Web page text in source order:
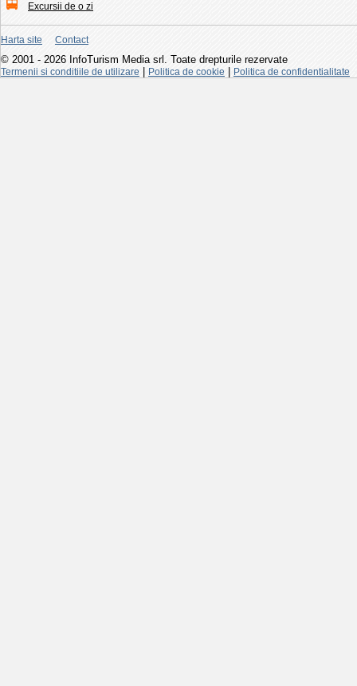
Excursii de o zi
Harta site Contact
© 2001 - 2026 InfoTurism Media srl. Toate drepturile rezervate
Termenii si conditiile de utilizare Politica de cookie Politica de confidentialitate